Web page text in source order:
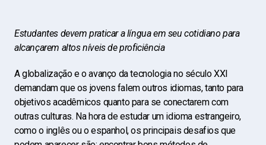
Estudantes devem praticar a língua em seu cotidiano para
alcançarem altos níveis de proficiência
A globalização e o avanço da tecnologia no século XXI
demandam que os jovens falem outros idiomas, tanto para
objetivos acadêmicos quanto para se conectarem com
outras culturas. Na hora de estudar um idioma estrangeiro,
como o inglês ou o espanhol, os principais desafios que